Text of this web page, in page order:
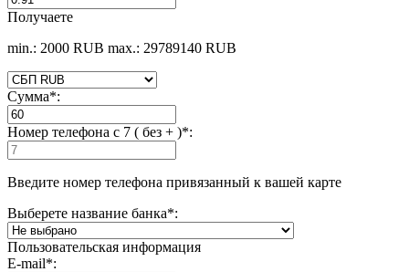
Получаете
min.: 2000 RUB max.: 29789140 RUB
Сумма*:
Номер телефона c 7 ( без + )*:
Введите номер телефона привязанный к вашей карте
Выберете название банка*:
Пользовательская информация
E-mail*: